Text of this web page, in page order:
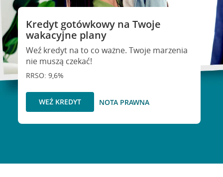
Kredyt gotówkowy na Twoje
wakacyjne plany
Weź kredyt na to co ważne. Twoje marzenia
nie muszą czekać!
RRSO: 9,6%
WEŹ KREDYT NOTA PRAWNA